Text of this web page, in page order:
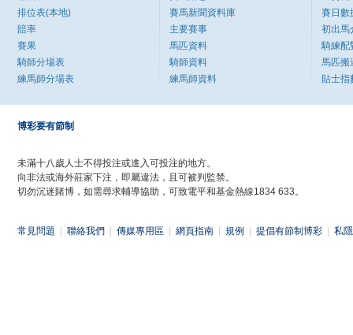
排位表(本地)
賠率
賽果
騎師分場表
練馬師分場表
賽馬新聞資料庫
主要賽事
馬匹資料
騎師資料
練馬師資料
賽日數
初出馬
騎練配
馬匹搬
貼士指
博彩要有節制
未滿十八歲人士不得投注或進入可投注的地方。
向非法或海外莊家下注，即屬違法，且可被判監禁。
切勿沉迷賭博，如需尋求輔導協助，可致電平和基金熱線1834 633。
常見問題 聯絡我們 傳媒專用區 網頁指南 規例 提倡有節制博彩 私